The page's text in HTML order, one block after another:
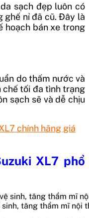
sạch đẹp luôn có
ghế nỉ đã cũ. Đây là
hoạch bán xe trong
do thấm nước và
chế tối đa tình trạng
sạch sẽ và dễ chịu
chính hãng giá
XL7 phổ
tăng thẩm mĩ nội